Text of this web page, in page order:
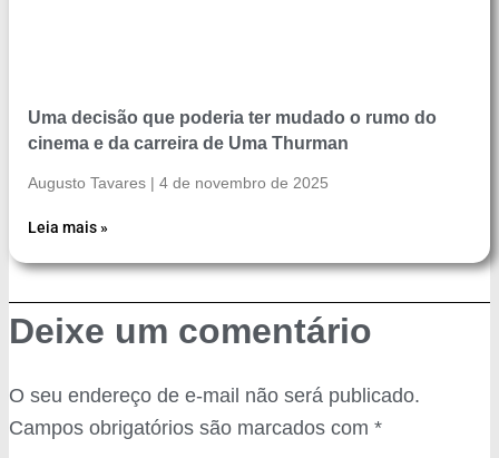
Uma decisão que poderia ter mudado o rumo do
cinema e da carreira de Uma Thurman
Augusto Tavares 4 de novembro de 2025
Leia mais »
Deixe um comentário
O seu endereço de e-mail não será publicado.
Campos obrigatórios são marcados com *